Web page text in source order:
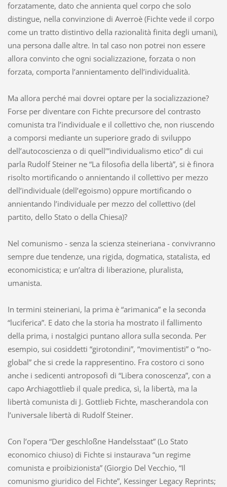
forzatamente, dato che annienta quel corpo che solo
distingue, nella convinzione di Averroè (Fichte vede il corpo
come un tratto distintivo della razionalità finita degli umani),
una persona dalle altre. In tal caso non potrei non essere
allora convinto che ogni socializzazione, forzata o non
forzata, comporta l’annientamento dell’individualità.
Ma allora perché mai dovrei optare per la socializzazione?
Forse per diventare con Fichte precursore del contrasto
comunista tra l’individuale e il collettivo che, non riuscendo
a comporsi mediante un superiore grado di sviluppo
dell’autocoscienza o di quell’”individualismo etico” di cui
parla Rudolf Steiner ne “La filosofia della libertà”, si è finora
risolto mortificando o annientando il collettivo per mezzo
dell’individuale (dell’egoismo) oppure mortificando o
annientando l’individuale per mezzo del collettivo (del
partito, dello Stato o della Chiesa)?
Nel comunismo - senza la scienza steineriana - convivranno
sempre due tendenze, una rigida, dogmatica, statalista, ed
economicistica; e un’altra di liberazione, pluralista,
umanista.
In termini steineriani, la prima è “arimanica” e la seconda
“luciferica”. E dato che la storia ha mostrato il fallimento
della prima, i nostalgici puntano allora sulla seconda. Per
esempio, sui cosiddetti “girotondini”, “movimentisti” o “no-
global” che si crede la rappresentino. Fra costoro ci sono
anche i sedicenti antroposofi di “Libera conoscenza”, con a
capo Archiagottlieb il quale predica, sì, la libertà, ma la
libertà comunista di J. Gottlieb Fichte, mascherandola con
l’universale libertà di Rudolf Steiner.
Con l’opera “Der geschloßne Handelsstaat” (Lo Stato
economico chiuso) di Fichte si instaurava “un regime
comunista e proibizionista” (Giorgio Del Vecchio, “Il
comunismo giuridico del Fichte”, Kessinger Legacy Reprints;